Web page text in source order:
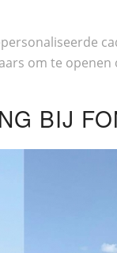
om te openen
BIJ